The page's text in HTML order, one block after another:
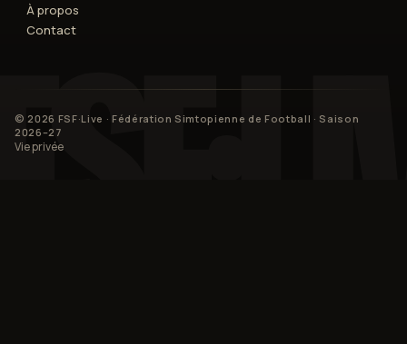
À propos
Contact
©2026 FSF·Live · Fédération Simtopienne de Football · Saison
2026–27
Vie privée